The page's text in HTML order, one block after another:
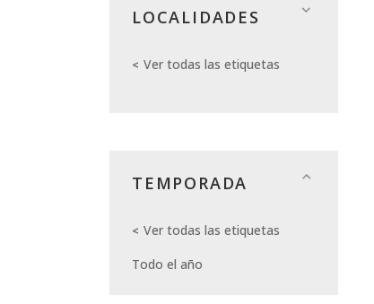
LOCALIDADES
Ver todas las etiquetas
TEMPORADA
Ver todas las etiquetas
Todo el año